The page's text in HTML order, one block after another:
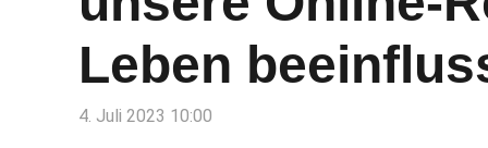
Leben
4. Juli 2023 10:00